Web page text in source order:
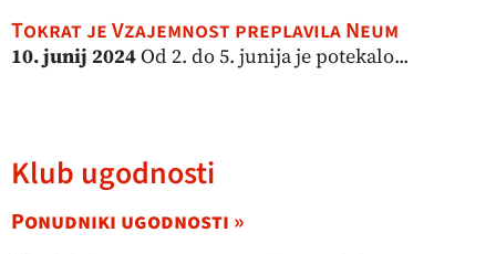
Tokrat je Vzajemnost preplavila Neum
10. junij 2024Od 2. do 5. junija je potekalo...
Klub ugodnosti
Ponudniki ugodnosti »